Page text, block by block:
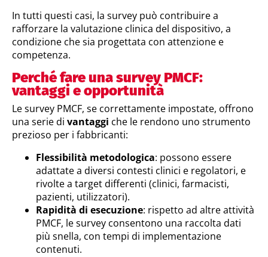
In tutti questi casi, la survey può contribuire a
rafforzare la valutazione clinica del dispositivo, a
condizione che sia progettata con attenzione e
competenza.
Perché fare una survey PMCF:
vantaggi e opportunità
Le survey PMCF, se correttamente impostate, offrono
una serie di vantaggi che le rendono uno strumento
prezioso per i fabbricanti:
Flessibilità metodologica: possono essere
adattate a diversi contesti clinici e regolatori, e
rivolte a target differenti (clinici, farmacisti,
pazienti, utilizzatori).
Rapidità di esecuzione: rispetto ad altre attività
PMCF, le survey consentono una raccolta dati
più snella, con tempi di implementazione
contenuti.